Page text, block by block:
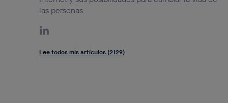
las personas.
Lee todos mis artículos (2129)